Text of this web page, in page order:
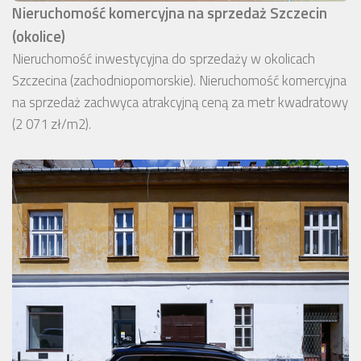
Nieruchomość komercyjna na sprzedaż Szczecin
(okolice)
Nieruchomość inwestycyjna do sprzedaży w okolicach
Szczecina (zachodniopomorskie). Nieruchomość komercyjna
na sprzedaż zachwyca atrakcyjną ceną za metr kwadratowy
(2 071 zł/m2).